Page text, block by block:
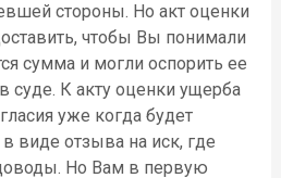
стороны. Но акт оценки
чтобы Вы понимали
сумма и могли оспорить ее
суде. К акту оценки ущерба
уже когда будет
виде отзыва на иск, где
Но Вам в первую